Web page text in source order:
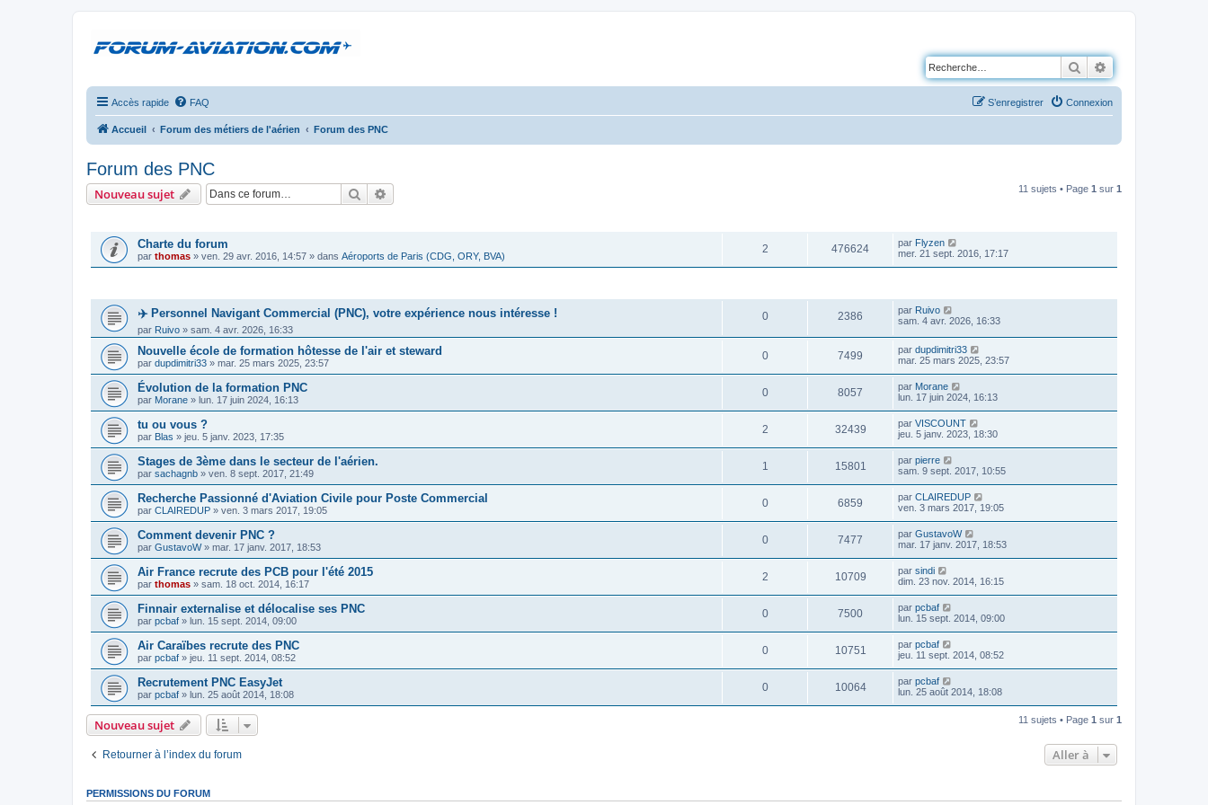
Rechercher
Accès rapide FAQ Connexion
S’enregistrer
Accueil Forum des métiers de l'aérien Forum des PNC
Forum des PNC
Nouveau sujet Rechercher 11 sujets • Page 1 sur 1
Charte du forum
par thomas » ven. 29 avr. 2016, 14:57 » dans Aéroports de Paris (CDG, ORY, BVA)
2 476624 par Flyzen
mer. 21 sept. 2016, 17:17
✈️ Personnel Navigant Commercial (PNC), votre expérience nous intéresse !
par Ruivo » sam. 4 avr. 2026, 16:33
0 2386 par Ruivo
sam. 4 avr. 2026, 16:33
Nouvelle école de formation hôtesse de l'air et steward
par dupdimitri33 » mar. 25 mars 2025, 23:57
0 7499 par dupdimitri33
mar. 25 mars 2025, 23:57
Évolution de la formation PNC
par Morane » lun. 17 juin 2024, 16:13
0 8057 par Morane
lun. 17 juin 2024, 16:13
tu ou vous ?
par Blas » jeu. 5 janv. 2023, 17:35
2 32439 par VISCOUNT
jeu. 5 janv. 2023, 18:30
Stages de 3ème dans le secteur de l'aérien.
par sachagnb » ven. 8 sept. 2017, 21:49
1 15801 par pierre
sam. 9 sept. 2017, 10:55
Recherche Passionné d'Aviation Civile pour Poste Commercial
par CLAIREDUP » ven. 3 mars 2017, 19:05
0 6859 par CLAIREDUP
ven. 3 mars 2017, 19:05
Comment devenir PNC ?
par GustavoW» mar. 17 janv. 2017, 18:53
0 7477 par GustavoW
mar. 17 janv. 2017, 18:53
Air France recrute des PCB pour l'été 2015
par thomas » sam. 18 oct. 2014, 16:17
2 10709 par sindi
dim. 23 nov. 2014, 16:15
Finnair externalise et délocalise ses PNC
par pcbaf » lun. 15 sept. 2014, 09:00
0 7500 par pcbaf
lun. 15 sept. 2014, 09:00
Air Caraïbes recrute des PNC
par pcbaf » jeu. 11 sept. 2014, 08:52
0 10751 par pcbaf
jeu. 11 sept. 2014, 08:52
Recrutement PNC EasyJet
par pcbaf » lun. 25 août 2014, 18:08
0 10064 par pcbaf
lun. 25 août 2014, 18:08
Nouveau sujet 11 sujets • Page 1 sur 1
Retourner à l’index du forum Aller à
PERMISSIONS DU FORUM